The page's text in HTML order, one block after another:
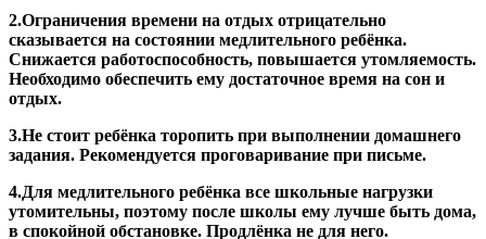
2.Ограничения времени на отдых отрицательно
сказывается на состоянии медлительного ребёнка.
Снижается работоспособность, повышается утомляемость.
Необходимо обеспечить ему достаточное время на сон и
отдых.
3.Не стоит ребёнка торопить при выполнении домашнего
задания. Рекомендуется проговаривание при письме.
4.Для медлительного ребёнка все школьные нагрузки
утомительны, поэтому после школы ему лучше быть дома,
в спокойной обстановке. Продлёнка не для него.